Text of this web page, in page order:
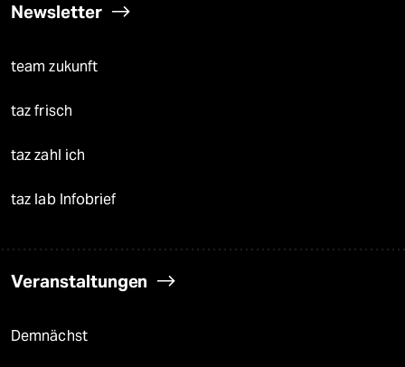
Newsletter
team zukunft
taz frisch
taz zahl ich
taz lab Infobrief
Veranstaltungen
Demnächst